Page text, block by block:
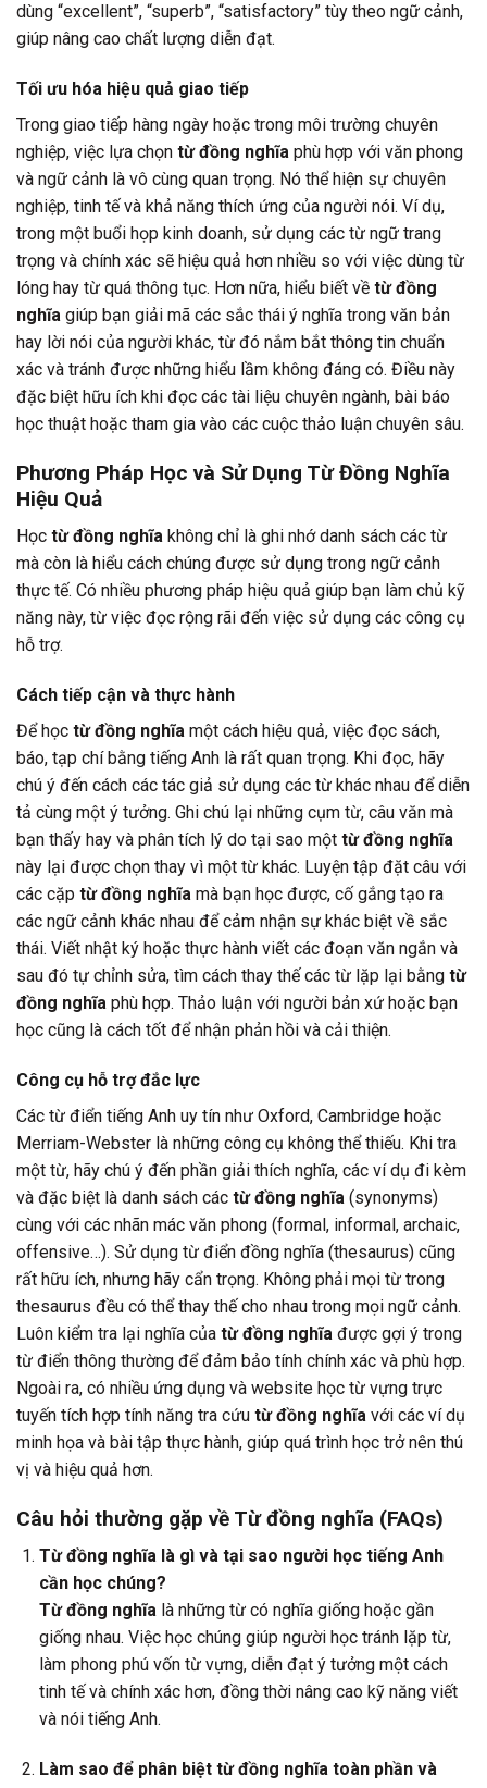
dùng “excellent”, “superb”, “satisfactory” tùy theo ngữ cảnh,
giúp nâng cao chất lượng diễn đạt.
Tối ưu hóa hiệu quả giao tiếp
Trong giao tiếp hàng ngày hoặc trong môi trường chuyên
nghiệp, việc lựa chọn từ đồng nghĩa phù hợp với văn phong
và ngữ cảnh là vô cùng quan trọng. Nó thể hiện sự chuyên
nghiệp, tinh tế và khả năng thích ứng của người nói. Ví dụ,
trong một buổi họp kinh doanh, sử dụng các từ ngữ trang
trọng và chính xác sẽ hiệu quả hơn nhiều so với việc dùng từ
lóng hay từ quá thông tục. Hơn nữa, hiểu biết về từ đồng
nghĩa giúp bạn giải mã các sắc thái ý nghĩa trong văn bản
hay lời nói của người khác, từ đó nắm bắt thông tin chuẩn
xác và tránh được những hiểu lầm không đáng có. Điều này
đặc biệt hữu ích khi đọc các tài liệu chuyên ngành, bài báo
học thuật hoặc tham gia vào các cuộc thảo luận chuyên sâu.
Phương Pháp Học và Sử Dụng Từ Đồng Nghĩa
Hiệu Quả
Học từ đồng nghĩa không chỉ là ghi nhớ danh sách các từ
mà còn là hiểu cách chúng được sử dụng trong ngữ cảnh
thực tế. Có nhiều phương pháp hiệu quả giúp bạn làm chủ kỹ
năng này, từ việc đọc rộng rãi đến việc sử dụng các công cụ
hỗ trợ.
Cách tiếp cận và thực hành
Để học từ đồng nghĩa một cách hiệu quả, việc đọc sách,
báo, tạp chí bằng tiếng Anh là rất quan trọng. Khi đọc, hãy
chú ý đến cách các tác giả sử dụng các từ khác nhau để diễn
tả cùng một ý tưởng. Ghi chú lại những cụm từ, câu văn mà
bạn thấy hay và phân tích lý do tại sao một từ đồng nghĩa
này lại được chọn thay vì một từ khác. Luyện tập đặt câu với
các cặp từ đồng nghĩa mà bạn học được, cố gắng tạo ra
các ngữ cảnh khác nhau để cảm nhận sự khác biệt về sắc
thái. Viết nhật ký hoặc thực hành viết các đoạn văn ngắn và
sau đó tự chỉnh sửa, tìm cách thay thế các từ lặp lại bằng từ
đồng nghĩa phù hợp. Thảo luận với người bản xứ hoặc bạn
học cũng là cách tốt để nhận phản hồi và cải thiện.
Công cụ hỗ trợ đắc lực
Các từ điển tiếng Anh uy tín như Oxford, Cambridge hoặc
Merriam-Webster là những công cụ không thể thiếu. Khi tra
một từ, hãy chú ý đến phần giải thích nghĩa, các ví dụ đi kèm
và đặc biệt là danh sách các từ đồng nghĩa (synonyms)
cùng với các nhãn mác văn phong (formal, informal, archaic,
offensive…). Sử dụng từ điển đồng nghĩa (thesaurus) cũng
rất hữu ích, nhưng hãy cẩn trọng. Không phải mọi từ trong
thesaurus đều có thể thay thế cho nhau trong mọi ngữ cảnh.
Luôn kiểm tra lại nghĩa của từ đồng nghĩa được gợi ý trong
từ điển thông thường để đảm bảo tính chính xác và phù hợp.
Ngoài ra, có nhiều ứng dụng và website học từ vựng trực
tuyến tích hợp tính năng tra cứu từ đồng nghĩa với các ví dụ
minh họa và bài tập thực hành, giúp quá trình học trở nên thú
vị và hiệu quả hơn.
Câu hỏi thường gặp về Từ đồng nghĩa (FAQs)
Từ đồng nghĩa là gì và tại sao người học tiếng Anh
cần học chúng?
Từ đồng nghĩalà những từ có nghĩa giống hoặc gần
giống nhau. Việc học chúng giúp người học tránh lặp từ,
làm phong phú vốn từ vựng, diễn đạt ý tưởng một cách
tinh tế và chính xác hơn, đồng thời nâng cao kỹ năng viết
và nói tiếng Anh.
Làm sao để phân biệt từ đồng nghĩa toàn phần và